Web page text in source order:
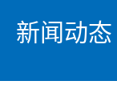
新闻动态